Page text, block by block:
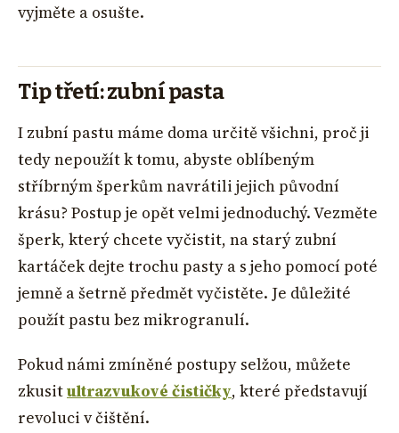
vyjměte a osušte.
Tip třetí: zubní pasta
I zubní pastu máme doma určitě všichni, proč ji
tedy nepoužít k tomu, abyste oblíbeným
stříbrným šperkům navrátili jejich původní
krásu? Postup je opět velmi jednoduchý. Vezměte
šperk, který chcete vyčistit, na starý zubní
kartáček dejte trochu pasty a s jeho pomocí poté
jemně a šetrně předmět vyčistěte. Je důležité
použít pastu bez mikrogranulí.
Pokud námi zmíněné postupy selžou, můžete
zkusitultrazvukové čističky, které představují
revoluci v čištění.